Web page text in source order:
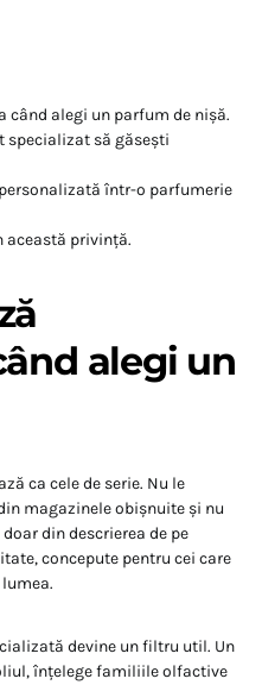
când alegi un parfum de nișă.
specializat să găsești
într-o parfumerie
această privință.
alegi un
ca cele de serie. Nu le
magazinele obișnuite și nu
din descrierea de pe
concepute pentru cei care
devine un filtru util. Un
înțelege familiile olfactive